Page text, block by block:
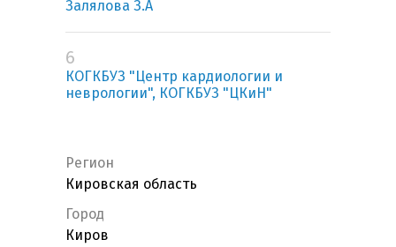
Залялова З.А
6
КОГКБУЗ "Центр кардиологии и
неврологии", КОГКБУЗ "ЦКиН"
Регион
Кировская область
Город
Киров